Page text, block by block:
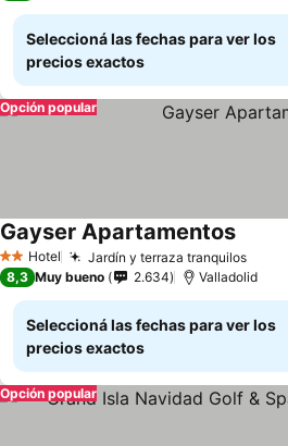
Seleccioná las fechas para ver los
precios exactos
Opción popular
2 Estrellas
Hotel Jardín y terraza tranquilos
Gayser Apartamentos
8,3 Muy bueno 2.634 Valladolid
Seleccioná las fechas para ver los
precios exactos
Opción popular